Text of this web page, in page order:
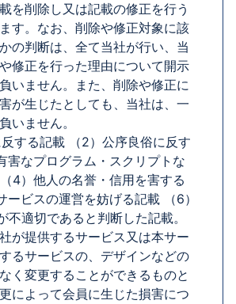
を削除し又は記載の修正を行う
す。なお、削除や修正対象に該
の判断は、全て当社が行い、当
修正を行った理由について開示
いません。また、削除や修正に
が生じたとしても、当社は、一
いません。
反する記載 （2）公序良俗に反す
害なプログラム・スクリプトな
4）他人の名誉・信用を害する
ービスの運営を妨げる記載 （6）
不適切であると判断した記載。
が提供するサービス又は本サー
るサービスの、デザインなどの
く変更することができるものと
によって会員に生じた損害につ